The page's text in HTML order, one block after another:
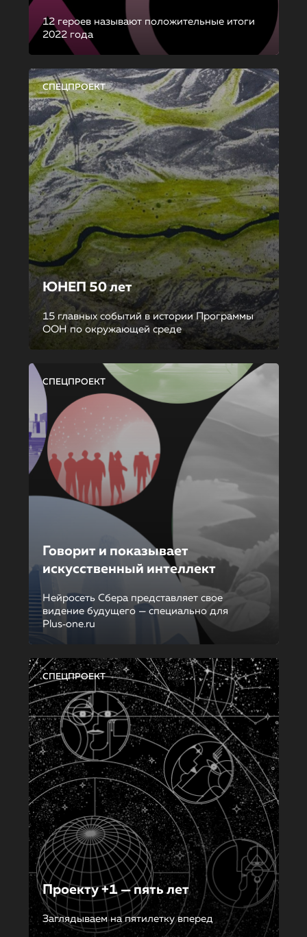
12 героев называют положительные итоги
2022 года
СПЕЦПРОЕКТ
ЮНЕП 50 лет
15 главных событий в истории Программы
ООН по окружающей среде
СПЕЦПРОЕКТ
Говорит и показывает
искусственный интеллект
Нейросеть Сбера представляет свое
видение будущего — специально для
Plus‑one.ru
СПЕЦПРОЕКТ
Проекту +1 — пять лет
Заглядываем на пятилетку вперед